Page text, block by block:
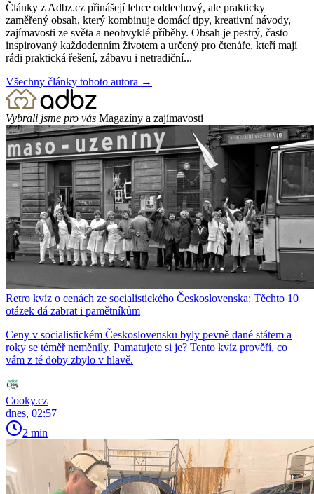
Články z Adbz.cz přinášejí lehce oddechový, ale prakticky
zaměřený obsah, který kombinuje domácí tipy, kreativní návody,
zajímavosti ze světa a neobvyklé příběhy. Obsah je pestrý, často
inspirovaný každodenním životem a určený pro čtenáře, kteří mají
rádi praktická řešení, zábavu i netradiční...
Všechny články tohoto autora →
Vybrali jsme pro vás Magazíny a zajímavosti
Retro kvíz o cenách ze socialistického Československa: Těchto 10
otázek dá zabrat i pamětníkům
Ceny v socialistickém Československu byly pevně dané státem a
roky se téměř neměnily. Pamatujete si je? Tento kvíz prověří, co
vám z té doby zbylo v hlavě.
Cooky.cz
dnes, 02:57
2 min